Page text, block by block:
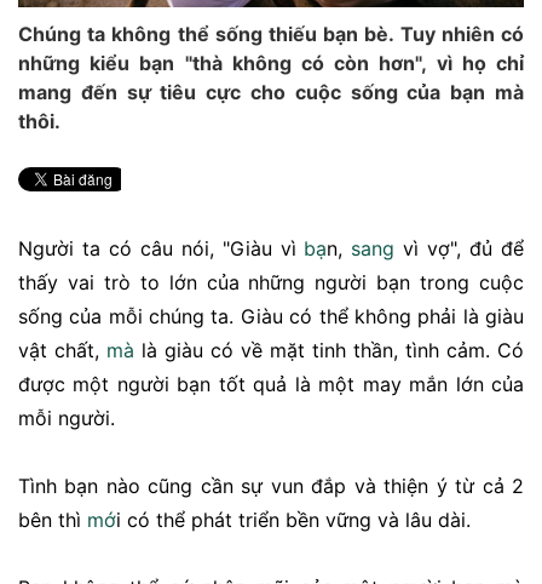
Chúng ta không thể sống thiếu bạn bè. Tuy nhiên có
những kiểu bạn "thà không có còn hơn", vì họ chỉ
mang đến sự tiêu cực cho cuộc sống của bạn mà
thôi.
Người ta có câu nói, "Giàu vì bạn, sang vì vợ", đủ để
thấy vai trò to lớn của những người bạn trong cuộc
sống của mỗi chúng ta. Giàu có thể không phải là giàu
vật chất, ma ̀ là giàu có về mặt tinh thần, tình cảm. Có
được một người bạn tốt quả là một may mắn lớn của
mỗi người.
Tình bạn nào cũng cần sự vun đắp và thiện ý từ cả 2
bên thì mới có thể phát triển bền vững và lâu dài.